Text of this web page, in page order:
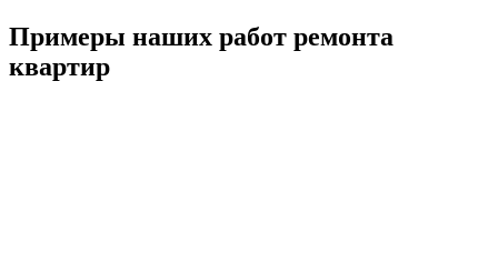
Примеры наших работ ремонта
квартир